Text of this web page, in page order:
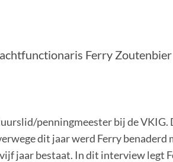
Ferry Zoutenbier
penningmeester bij de VKIG.
dit jaar werd Ferry
jaar bestaat. In dit interview legt